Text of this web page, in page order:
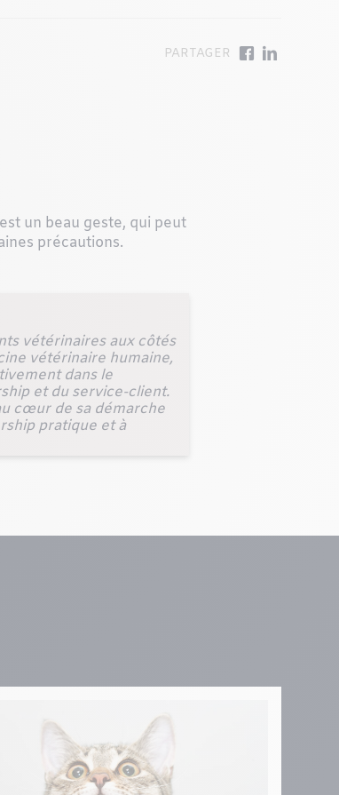
un beau geste, qui peut
précautions.
vétérinaires aux côtés
vétérinaire humaine,
dans le
et du service-client.
cœur de sa démarche
pratique et à